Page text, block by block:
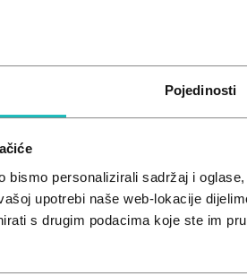
Pojedinosti
bismo personalizirali sadržaj i
upotrebi naše web-lokacije
s drugim podacima koje ste im
Bočice i sisači